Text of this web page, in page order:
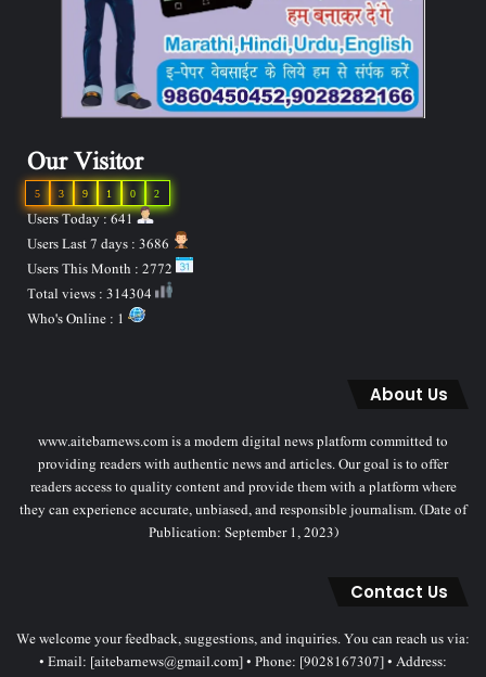
Our Visitor
2
0
1
9
3
5
Users Today : 641
About Us
www.aitebarnews.com is a modern digital news platform committed to
providing readers with authentic news and articles. Our goal is to offer
readers access to quality content and provide them with a platform where
they can experience accurate, unbiased, and responsible journalism. (Date of
Publication: September 1, 2023)
Contact Us
We welcome your feedback, suggestions, and inquiries. You can reach us via:
• Email: [aitebarnews@gmail.com] • Phone: [9028167307] • Address: